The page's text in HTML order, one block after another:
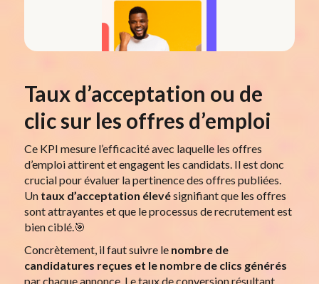
Taux d’acceptation ou de
clic sur les offres d’emploi
Ce KPI mesure l’efficacité avec laquelle les offres
d’emploi attirent et engagent les candidats. Il est donc
crucial pour évaluer la pertinence des offres publiées.
Un taux d’acceptation élevésignifiant que les offres
sont attrayantes et que le processus de recrutement est
bien ciblé.🎯
Concrètement, il faut suivre le nombre de
candidatures reçues et le nombre de clics générés
par chaque annonce. Le taux de conversion résultant